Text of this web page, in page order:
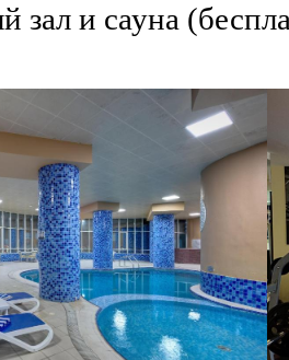
зал и сауна